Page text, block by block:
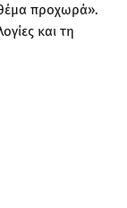
προχωρά».
και τη